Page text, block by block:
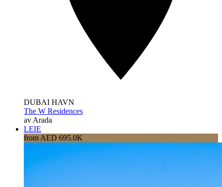
DUBAI HAVN
The W Residences
av Arada
LEIE
from AED 695.0K